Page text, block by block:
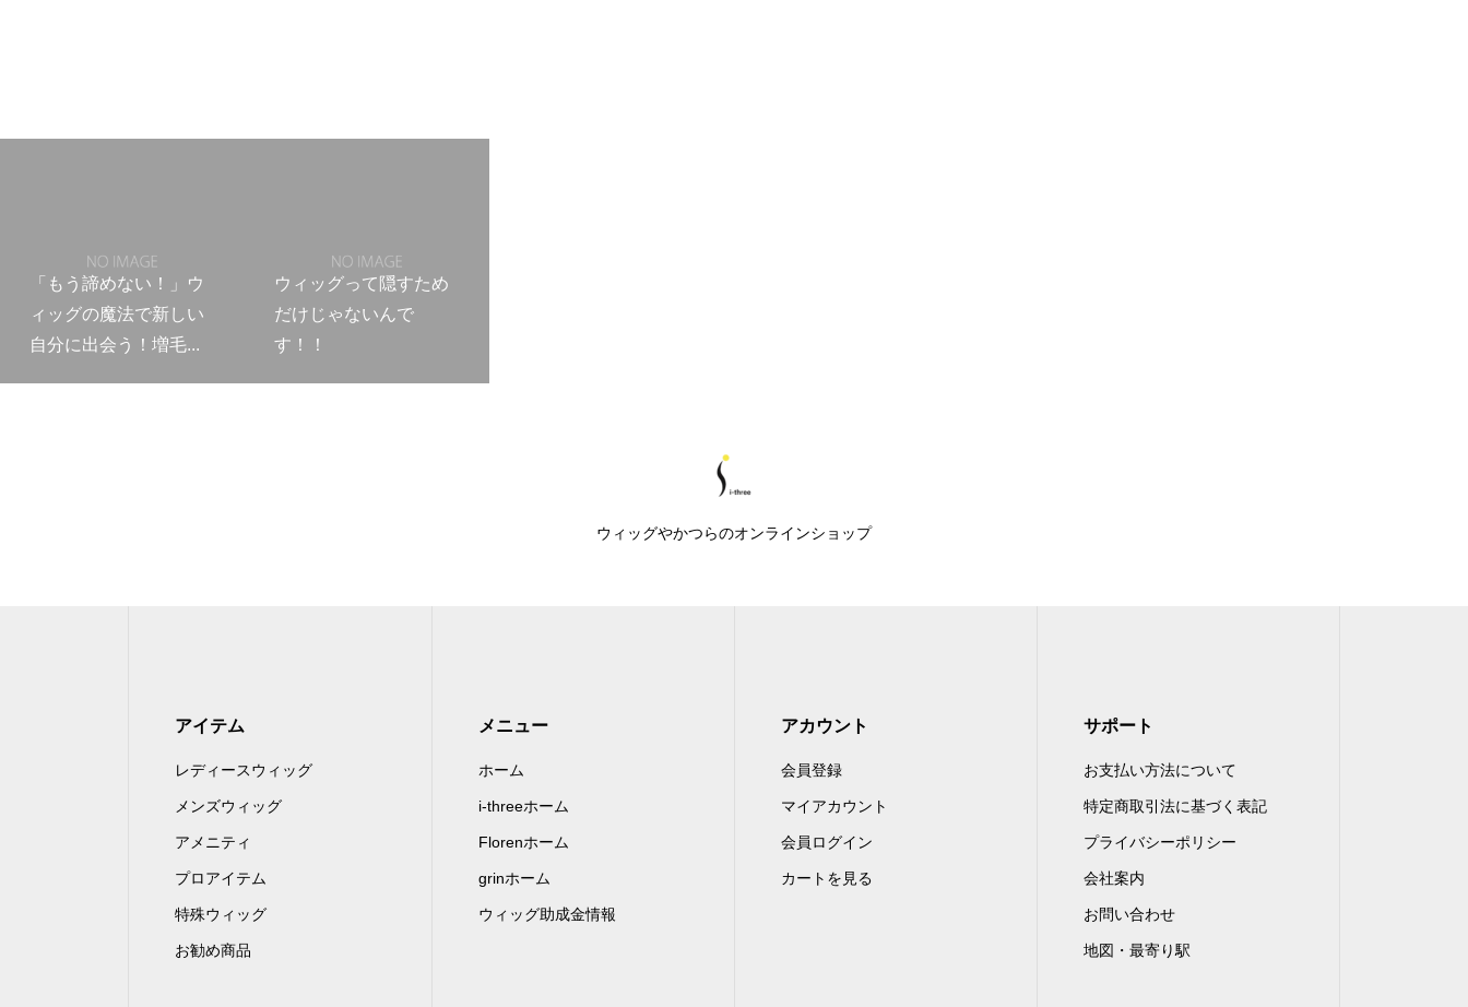
「もう諦めない！」ウ
ィッグの魔法で新しい
自分に出会う！増毛...
ウィッグって隠すため
だけじゃないんで
す！！
ウィッグやかつらのオンラインショップ
アイテム
レディースウィッグ
メンズウィッグ
アメニティ
プロアイテム
特殊ウィッグ
お勧め商品
メニュー
ホーム
i-threeホーム
Florenホーム
grinホーム
ウィッグ助成金情報
アカウント
会員登録
マイアカウント
会員ログイン
カートを見る
サポート
お支払い方法について
特定商取引法に基づく表記
プライバシーポリシー
会社案内
お問い合わせ
地図・最寄り駅